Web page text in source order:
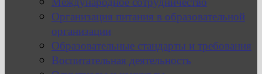
Организация питания в образовательной
организации
Образовательные стандарты и требования
Воспитательная деятельность